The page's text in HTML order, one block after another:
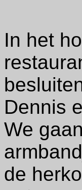
In het
Dennis
We
de